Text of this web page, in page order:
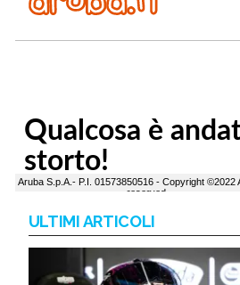
ULTIMI ARTICOLI